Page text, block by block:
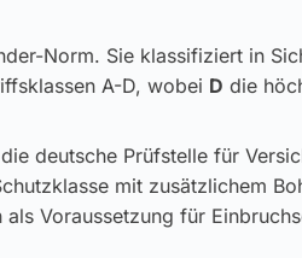
Norm. Sie klassifiziert in
A-D, wobei D die
deutsche Prüfstelle für
mit zusätzlichem
Voraussetzung für